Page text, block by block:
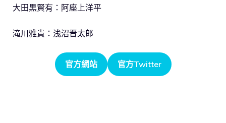
大田黒賢有：阿座上洋平
滝川雅貴：浅沼晋太郎
官方網站 官方Twitter